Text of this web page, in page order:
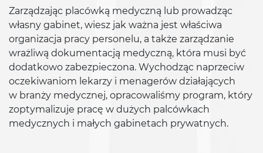
Zarządzając placówką medyczną lub prowadząc
własny gabinet, wiesz jak ważna jest właściwa
organizacja pracy personelu, a także zarządzanie
wrażliwą dokumentacją medyczną, która musi być
dodatkowo zabezpieczona. Wychodząc naprzeciw
oczekiwaniom lekarzy i menagerów działających
w branży medycznej, opracowaliśmy program, który
zoptymalizuje pracę w dużych palcówkach
medycznych i małych gabinetach prywatnych.